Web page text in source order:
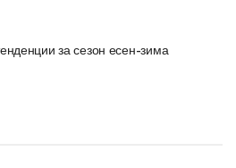
за сезон есен-зима